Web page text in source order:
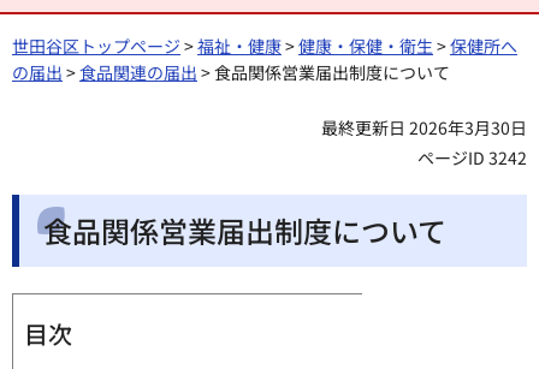
世田谷区トップページ >福祉・健康>健康・保健・衛生 >保健所へ
の届出 >食品関連の届出 > 食品関係営業届出制度について
最終更新日 2026年3月30日
ページID 3242
食品関係営業届出制度について
目次